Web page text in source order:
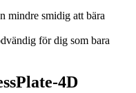
mindre smidig att bära
för dig som bara
4D